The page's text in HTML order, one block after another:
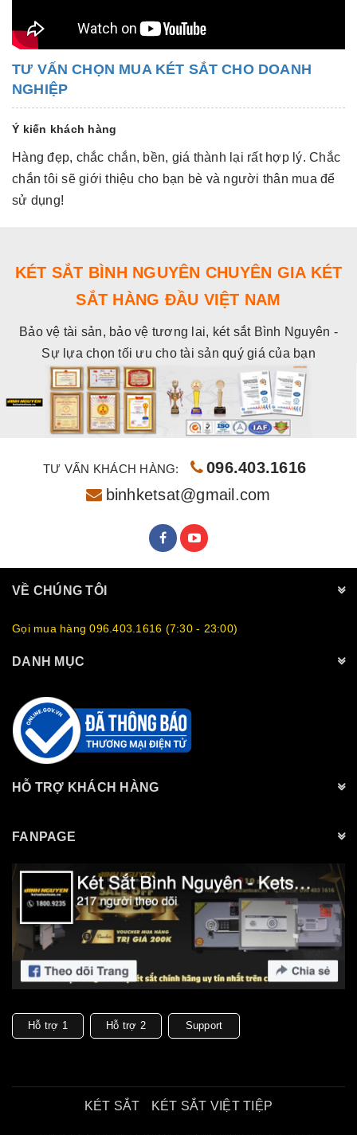
TƯ VẤN CHỌN MUA KÉT SẮT CHO DOANH
NGHIỆP
Ý kiến khách hàng
Hàng đẹp, chắc chắn, bền, giá thành lại rất hợp lý. Chắc
chắn tôi sẽ giới thiệu cho bạn bè và người thân mua để
sử dụng!
KÉT SẮT BÌNH NGUYÊN CHUYÊN GIA KÉT
SẮT HÀNG ĐẦU VIỆT NAM
Bảo vệ tài sản, bảo vệ tương lai, két sắt Bình Nguyên -
Sự lựa chọn tối ưu cho tài sản quý giá của bạn
TƯ VẤN KHÁCH HÀNG:
096.403.1616
binhketsat@gmail.com
VỀ CHÚNG TÔI
Gọi mua hàng 096.403.1616 (7:30 - 23:00)
DANH MỤC
HỖ TRỢ KHÁCH HÀNG
FANPAGE
Hỗ trợ 1 Hỗ trợ 2 Support
KÉT SẮT KÉT SẮT VIỆT TIỆP